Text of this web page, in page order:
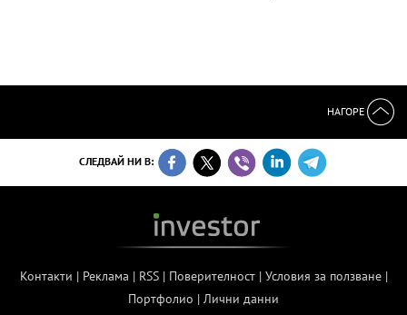
НАГОРЕ
СЛЕДВАЙ НИ В:
Контакти | Реклама | RSS| Поверителност| Условия за ползване|
Портфолио | Лични данни